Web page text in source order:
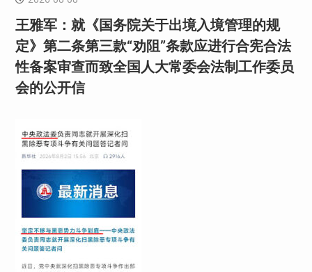
王雅军：就《国务院关于出境入境管理的规
定》第二条第三款“劝阻”条款应进行合宪合法
性备案审查而致全国人大常委会法制工作委员
会的公开信